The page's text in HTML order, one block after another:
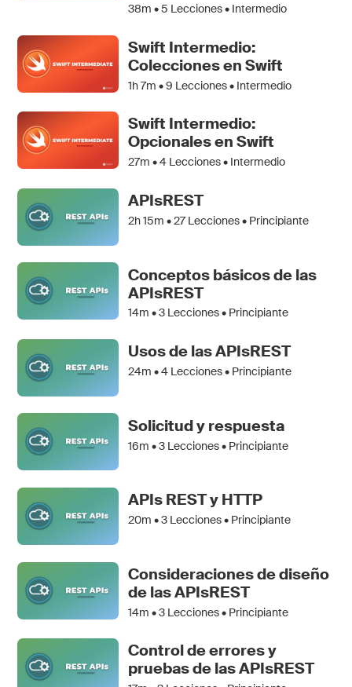
38m •5 Lecciones • Intermedio
Swift Intermedio:
Colecciones en Swift
1h 7m •9 Lecciones • Intermedio
Swift Intermedio:
Opcionales en Swift
27m •4 Lecciones • Intermedio
APIsREST
2h 15m •27Lecciones • Principiante
Conceptos básicos de las
APIsREST
14m •3 Lecciones • Principiante
Usos de las APIsREST
24m •4 Lecciones • Principiante
Solicitud y respuesta
16m •3 Lecciones • Principiante
APIs REST y HTTP
20m •3 Lecciones • Principiante
Consideraciones de diseño
de las APIsREST
14m •3 Lecciones • Principiante
Control de errores y
pruebas de las APIsREST